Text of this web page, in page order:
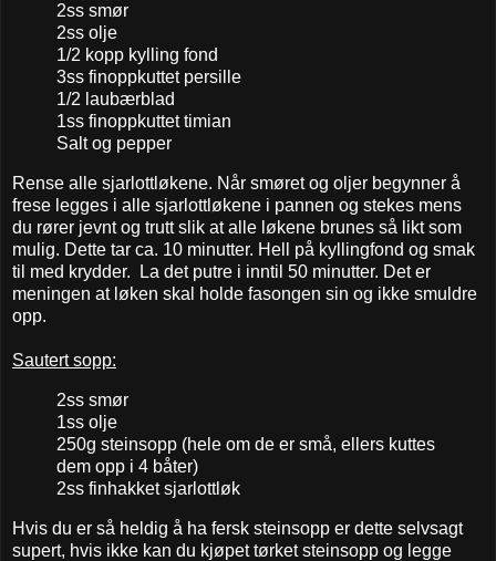
2ss smør
2ss olje
1/2 kopp kylling fond
3ss finoppkuttet persille
1/2 laubærblad
1ss finoppkuttet timian
Salt og pepper
Rense alle sjarlottløkene. Når smøret og oljer begynner å
frese legges i alle sjarlottløkene i pannen og stekes mens
du rører jevnt og trutt slik at alle løkene brunes så likt som
mulig. Dette tar ca. 10 minutter. Hell på kyllingfond og smak
til med krydder. La det putre i inntil 50 minutter. Det er
meningen at løken skal holde fasongen sin og ikke smuldre
opp.
Sautert sopp:
2ss smør
1ss olje
250g steinsopp (hele om de er små, ellers kuttes
dem opp i 4 båter)
2ss finhakket sjarlottløk
Hvis du er så heldig å ha fersk steinsopp er dette selvsagt
supert, hvis ikke kan du kjøpet tørket steinsopp og legge